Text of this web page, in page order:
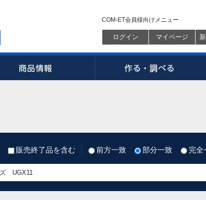
COM-ET会員様向けメニュー
ログイン マイページ
販売終了品を含む 前方一致 部分一致 完全